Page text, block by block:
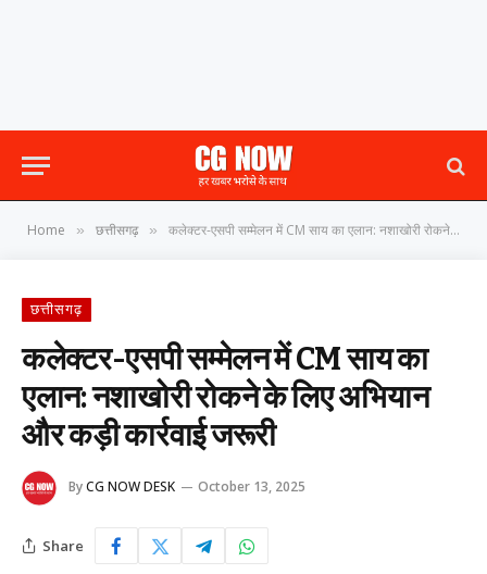
Home » छत्तीसगढ़ » कलेक्टर-एसपी सम्मेलन में CM साय का एलान: नशाखोरी रोकने के लिए अभियान और कड़ी कार्रवाई जरूरी
छत्तीसगढ़
कलेक्टर-एसपी सम्मेलन में CM साय का
एलान: नशाखोरी रोकने के लिए अभियान
और कड़ी कार्रवाई जरूरी
ByCG NOW DESK October 13, 2025
Share